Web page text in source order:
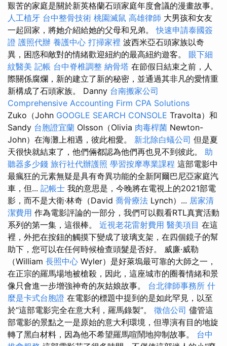
艱苦的家庭是關於新英格蘭石頭家庭年度會議的漫畫故事。
人工植牙 台中整骨技術 桃園滅鼠 高雄律師 大男孩和女友
一起回家，將她介紹給她的父母和兄弟。快速申請泰國簽
證 護照代辦 養護中心 打掃家裡 波西米亞石頭家族以奇
異，困惑和敵對的情緒歡迎紐約的最高紐約遊客。 眼下細
紋醫美 記帳 台中脊椎調整 納骨塔 在節假日結束之前，人
際關係腐爛，新的建立了新的秘密，並通過其非凡的愛情重
新構成了石頭家族。 Danny 台南搬家公司
Comprehensive Accounting Firm CPA Solutions
Zuko（John GOOGLE SEARCH CONSOLE Travolta）和
Sandy 台胞證宜蘭 Olsson（Olivia 肉毒桿菌 Newton-
John）在海灘上相遇，彼此相愛。 新北除白蟻公司 但是夏
天很快就結束了，他們倆都認為他們再也見不到彼此。 助
聽器多少錢 旅行社代辦護照 學習按摩專業課程 這部電影中
最瘋狂的元素無疑是具有奇異功能的全新阿爾巴尼亞家庭汽
車，但... 記帳士 我的意思是，今晚將在電視上的2021部電
影，而不是大衛·林奇（David 喬骨療法 Lynch）... 居家清
潔費用 作為電影評論的一部分，我們可以觀看RTL真實活動
系列的第一集，這很棒。 近視老花雷射費用 醫美項目 在這
裡，外把在按鈕的觸摸下變成了玻璃支架，在四個鏡子的幫
助下，您可以在任何時候檢查頭髮是否好。 威廉·威勒
（William 長照中心 Wyler）是好萊塢最可靠的大師之一，
在正宗的羅馬場地被槍殺，因此，這座城市的圈養情緒和景
像只會進一步增強神奇的灰姑娘故事。 台北律師事務所 什
麼是卡式台胞證 在電影的標題中提到的是如此罕見，以至
於“這部電影完全在意大利，羅馬錄製”。 徵信公司 儘管這
部電影的景點之一是原始的意大利環境，但導演有目的地旋
轉了黑白材料，因為他不希望羅馬喧鬧地抑制故事。 台中